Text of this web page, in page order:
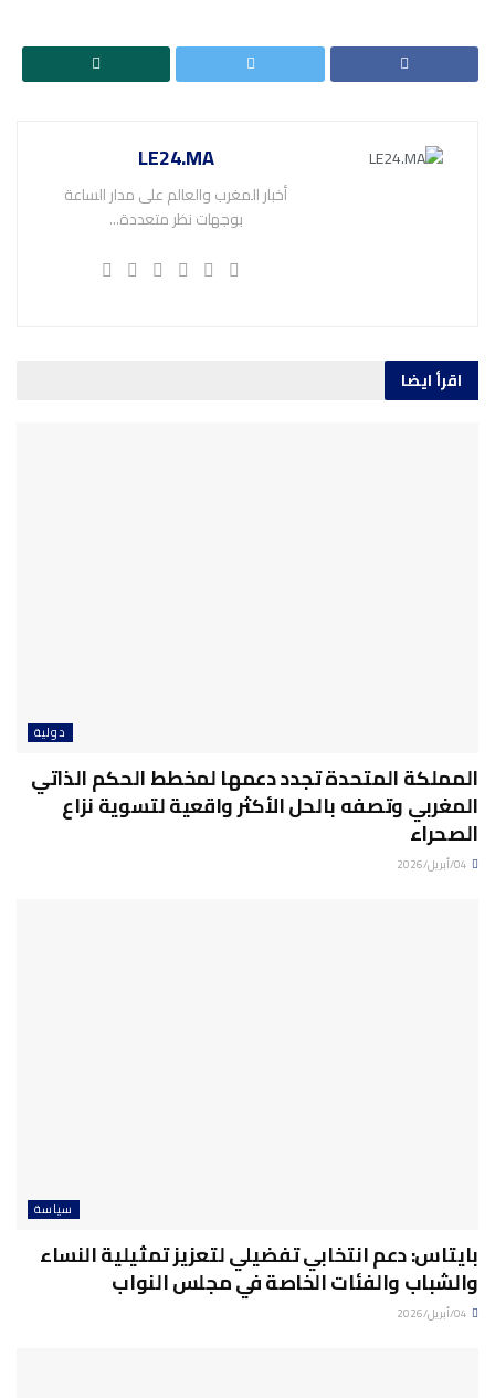
LE24.MA
أخبار المغرب والعالم على مدار الساعة
بوجهات نظر متعددة...
اقرأ ايضا
دولية
المملكة المتحدة تجدد دعمها لمخطط الحكم الذاتي
المغربي وتصفه بالحل الأكثر واقعية لتسوية نزاع
الصحراء
سياسة
بايتاس: دعم انتخابي تفضيلي لتعزيز تمثيلية النساء
والشباب والفئات الخاصة في مجلس النواب